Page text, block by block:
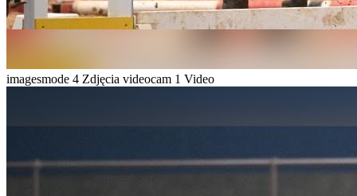
imagesmode 4 Zdjęcia videocam 1 Video